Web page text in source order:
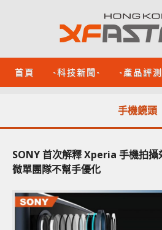
首頁 -科技新聞- -產品評
手機鏡頭
SONY 首次解釋 Xperia 手機拍攝
微單團隊不幫手優化